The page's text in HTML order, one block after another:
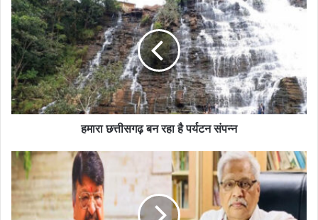
हमारा छत्तीसगढ़ बन रहा है पर्यटन संपन्न